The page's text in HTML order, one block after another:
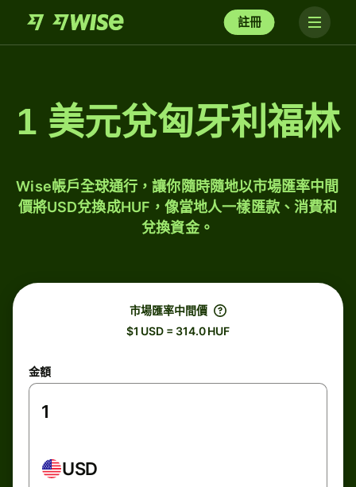
註冊
1 美元兌匈牙利福林
Wise帳戶全球通行，讓你隨時隨地以市場匯率中間
價將USD兌換成HUF，像當地人一樣匯款、消費和
兌換資金。
市場匯率中間價
$1 USD = 314.0 HUF
金額
USD